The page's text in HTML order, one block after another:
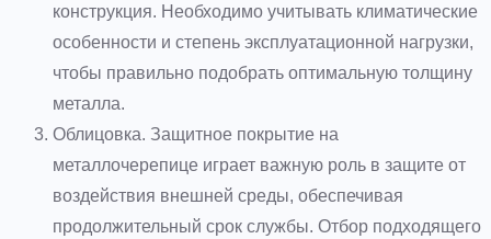
конструкция. Необходимо учитывать климатические
особенности и степень эксплуатационной нагрузки,
чтобы правильно подобрать оптимальную толщину
металла.
Облицовка. Защитное покрытие на
металлочерепице играет важную роль в защите от
воздействия внешней среды, обеспечивая
продолжительный срок службы. Отбор подходящего